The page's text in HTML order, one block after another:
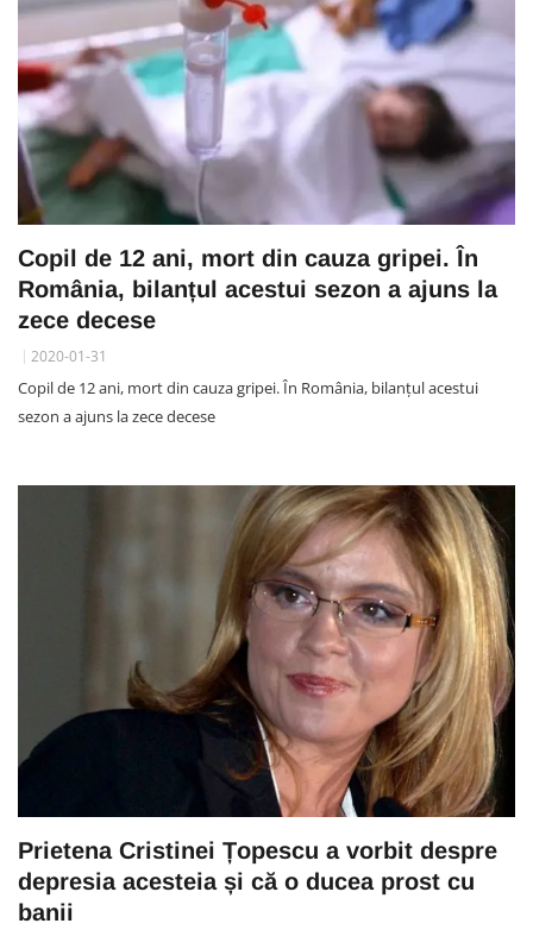
Copil de 12 ani, mort din cauza gripei. În
România, bilanțul acestui sezon a ajuns la
zece decese
2020-01-31
Copil de 12 ani, mort din cauza gripei. În România, bilanțul acestui
sezon a ajuns la zece decese
Prietena Cristinei Țopescu a vorbit despre
depresia acesteia și că o ducea prost cu
banii